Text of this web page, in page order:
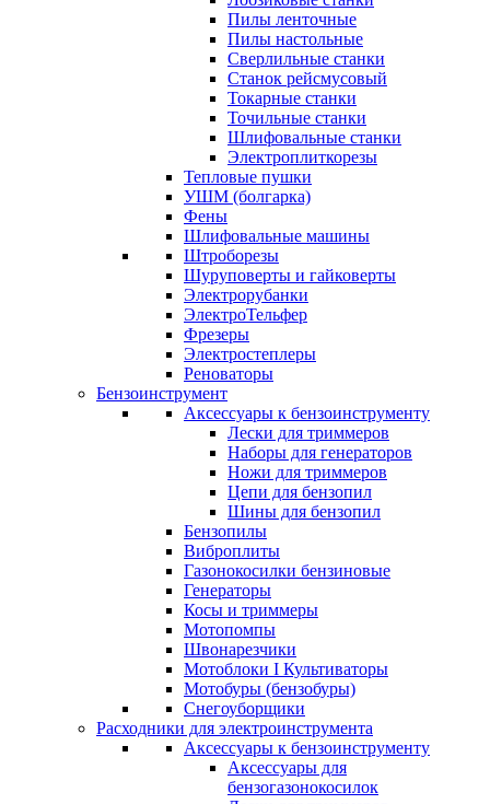
Пилы ленточные
Пилы настольные
Сверлильные станки
Станок рейсмусовый
Токарные станки
Точильные станки
Шлифовальные станки
Электроплиткорезы
Тепловые пушки
УШМ (болгарка)
Фены
Шлифовальные машины
Штроборезы
Шуруповерты и гайковерты
Электрорубанки
ЭлектроТельфер
Фрезеры
Электростеплеры
Реноваторы
Бензоинструмент
Аксессуары к бензоинструменту
Лески для триммеров
Наборы для генераторов
Ножи для триммеров
Цепи для бензопил
Шины для бензопил
Бензопилы
Виброплиты
Газонокосилки бензиновые
Генераторы
Косы и триммеры
Мотопомпы
Швонарезчики
Мотоблоки I Культиваторы
Мотобуры (бензобуры)
Снегоуборщики
Расходники для электроинструмента
Аксессуары к бензоинструменту
Аксессуары для
бензогазонокосилок